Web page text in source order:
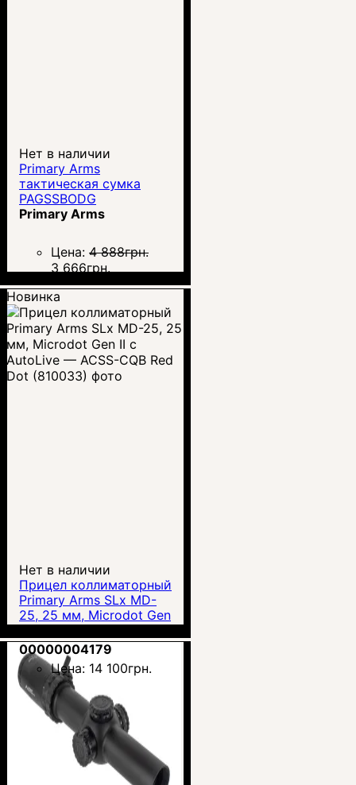
Нет в наличии
Primary Arms
тактическая сумка
PAGSSBODG
Primary Arms
Цена: 4 888грн.
3 666грн.
Новинка
Нет в наличии
Прицел коллиматорный
Primary Arms SLx MD-
25, 25 мм, Microdot Gen
II с AutoLive — ACSS-
CQB Red Dot (810033)
Primary Arms
00000004179
Цена: 14 100грн.